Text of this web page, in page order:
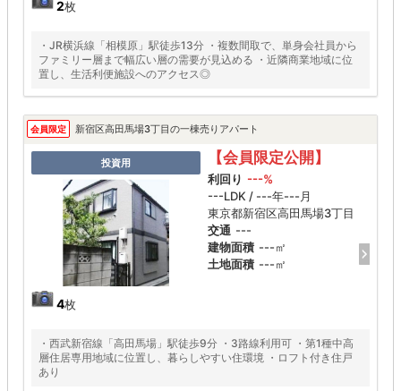
2枚
・JR横浜線「相模原」駅徒歩13分 ・複数間取で、単身会社員から
ファミリー層まで幅広い層の需要が見込める ・近隣商業地域に位
置し、生活利便施設へのアクセス◎
会員限定 新宿区高田馬場3丁目の一棟売りアパート
投資用
4枚
【会員限定公開】
利回り ---%
---LDK / ---年---月
東京都新宿区高田馬場3丁目
交通 ---
建物面積 ---㎡
土地面積 ---㎡
・西武新宿線「高田馬場」駅徒歩9分 ・3路線利用可 ・第1種中高
層住居専用地域に位置し、暮らしやすい住環境 ・ロフト付き住戸
あり